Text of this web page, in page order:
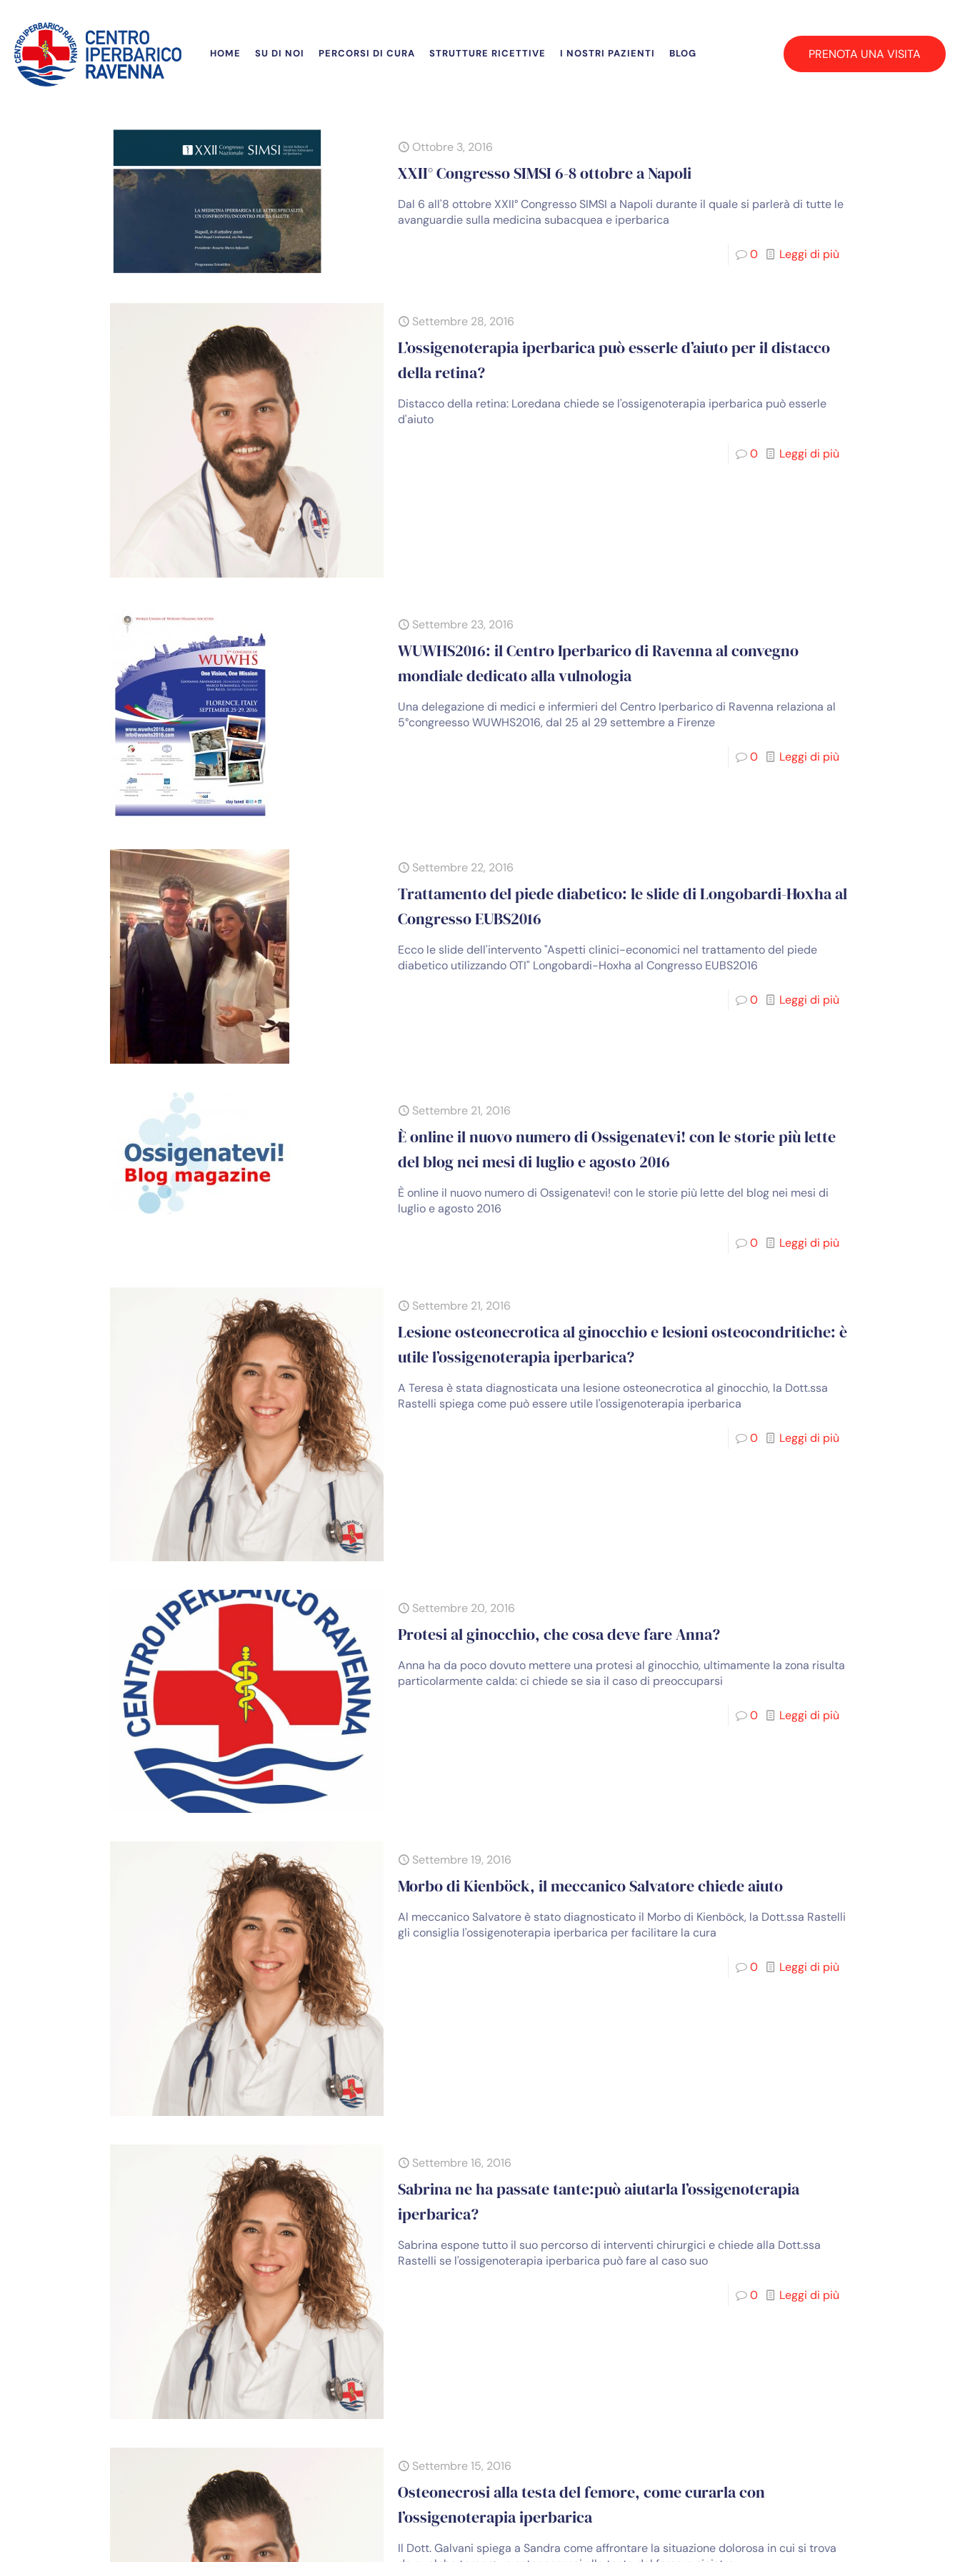
HOME SU DI NOI PERCORSI DI CURA STRUTTURE RICETTIVE I NOSTRI PAZIENTI BLOG PRENOTA UNA VISITA
Ottobre 3, 2016
XXII° Congresso SIMSI 6-8 ottobre a Napoli
Dal 6 all'8 ottobre XXII° Congresso SIMSI a Napoli durante il quale si parlerà di tutte le
avanguardie sulla medicina subacquea e iperbarica
0 Leggi di più
Settembre 28, 2016
L’ossigenoterapia iperbarica può esserle d’aiuto per il distacco
della retina?
Distacco della retina: Loredana chiede se l'ossigenoterapia iperbarica può esserle
d'aiuto
0 Leggi di più
Settembre 23, 2016
WUWHS2016: il Centro Iperbarico di Ravenna al convegno
mondiale dedicato alla vulnologia
Una delegazione di medici e infermieri del Centro Iperbarico di Ravenna relaziona al
5°congreesso WUWHS2016, dal 25 al 29 settembre a Firenze
0 Leggi di più
Settembre 22, 2016
Trattamento del piede diabetico: le slide di Longobardi-Hoxha al
Congresso EUBS2016
Ecco le slide dell'intervento "Aspetti clinici-economici nel trattamento del piede
diabetico utilizzando OTI" Longobardi-Hoxha al Congresso EUBS2016
0 Leggi di più
Settembre 21, 2016
È online il nuovo numero di Ossigenatevi! con le storie più lette
del blog nei mesi di luglio e agosto 2016
È online il nuovo numero di Ossigenatevi! con le storie più lette del blog nei mesi di
luglio e agosto 2016
0 Leggi di più
Settembre 21, 2016
Lesione osteonecrotica al ginocchio e lesioni osteocondritiche: è
utile l’ossigenoterapia iperbarica?
A Teresa è stata diagnosticata una lesione osteonecrotica al ginocchio, la Dott.ssa
Rastelli spiega come può essere utile l'ossigenoterapia iperbarica
0 Leggi di più
Settembre 20, 2016
Protesi al ginocchio, che cosa deve fare Anna?
Anna ha da poco dovuto mettere una protesi al ginocchio, ultimamente la zona risulta
particolarmente calda: ci chiede se sia il caso di preoccuparsi
0 Leggi di più
Settembre 19, 2016
Morbo di Kienböck, il meccanico Salvatore chiede aiuto
Al meccanico Salvatore è stato diagnosticato il Morbo di Kienböck, la Dott.ssa Rastelli
gli consiglia l'ossigenoterapia iperbarica per facilitare la cura
0 Leggi di più
Settembre 16, 2016
Sabrina ne ha passate tante:può aiutarla l’ossigenoterapia
iperbarica?
Sabrina espone tutto il suo percorso di interventi chirurgici e chiede alla Dott.ssa
Rastelli se l'ossigenoterapia iperbarica può fare al caso suo
0 Leggi di più
Settembre 15, 2016
Osteonecrosi alla testa del femore, come curarla con
l’ossigenoterapia iperbarica
Il Dott. Galvani spiega a Sandra come affrontare la situazione dolorosa in cui si trova